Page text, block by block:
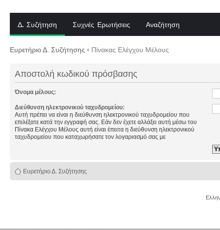
Δ. Συζήτηση Συχνές Ερωτήσεις Αναζήτηση
Ευρετήριο Δ. Συζήτησης ‹ Πίνακας Ελέγχου Μέλους
Αποστολή κωδικού πρόσβασης
Όνομα μέλους:
Διεύθυνση ηλεκτρονικού ταχυδρομείου:
Αυτή πρέπει να είναι η διεύθυνση ηλεκτρονικού ταχυδρομείου που
επιλέξατε κατά την εγγραφή σας. Εάν δεν έχετε αλλάξει αυτή μέσω του
Πίνακα Ελέγχου Μέλους αυτή είναι έπειτα η διεύθυνση ηλεκτρονικού
ταχυδρομείου που καταχωρήσατε τον λογαριασμό σας με
Ευρετήριο Δ. Συζήτησης